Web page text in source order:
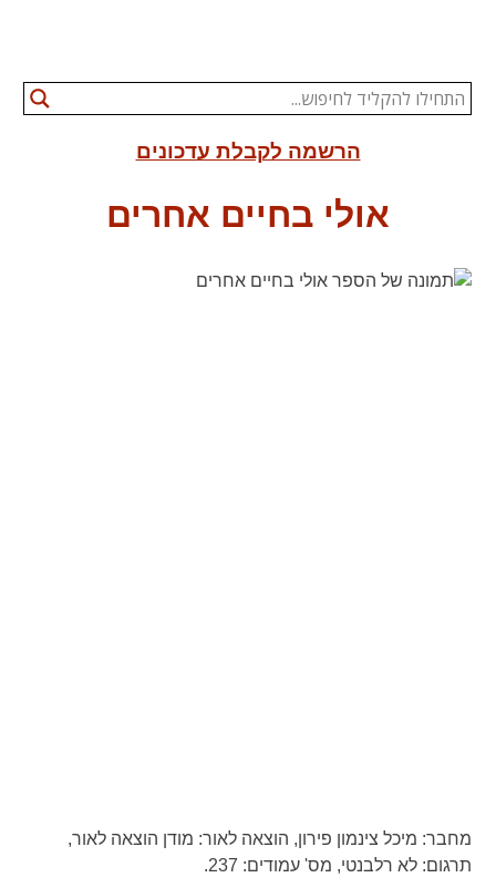
הרשמה לקבלת עדכונים
אולי בחיים אחרים
מחבר: מיכל צינמון פירון, הוצאה לאור: מודן הוצאה לאור,
תרגום: לא רלבנטי, מס' עמודים: